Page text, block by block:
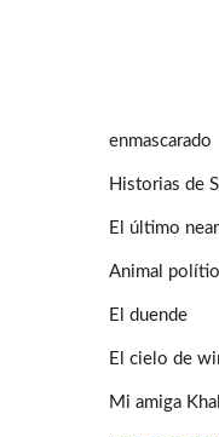
enmascarado
Historias de
El último
Animal polítio
El duende
El cielo de
Mi amiga